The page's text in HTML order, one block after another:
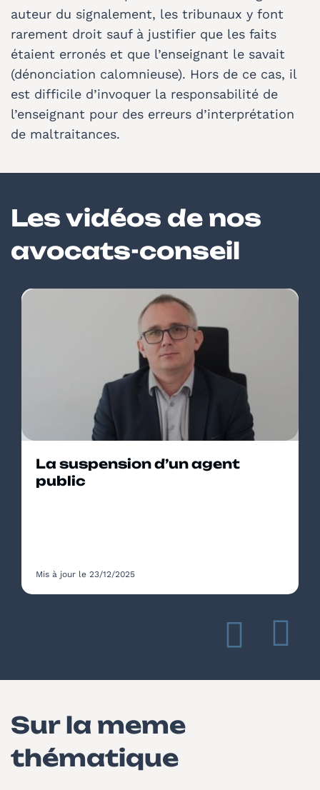
auteur du signalement, les tribunaux y font
rarement droit sauf à justifier que les faits
étaient erronés et que l’enseignant le savait
(dénonciation calomnieuse). Hors de ce cas, il
est difficile d’invoquer la responsabilité de
l’enseignant pour des erreurs d’interprétation
de maltraitances.
Les vidéos de nos
avocats-conseil
La suspension d’un agent
public
Mis à jour le 23/12/2025
Sur la meme
thématique